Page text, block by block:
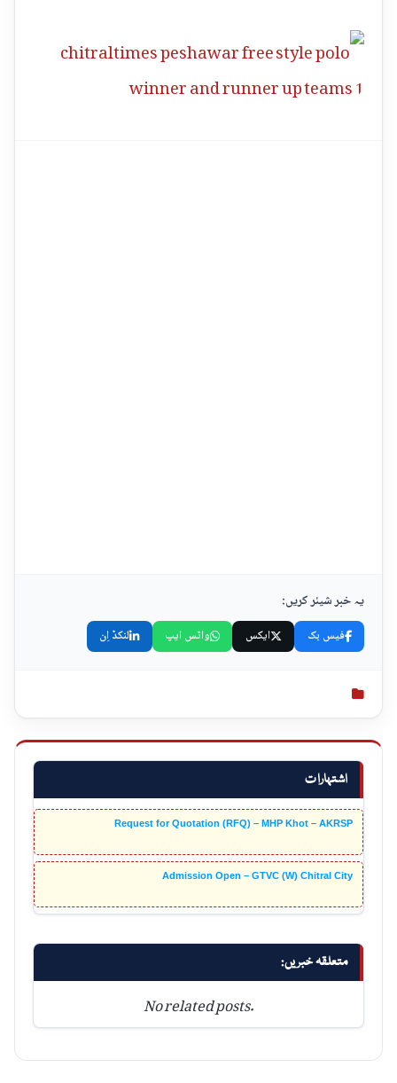
اشتہارات
Request for Quotation (RFQ) – MHP Khot – AKRSP
Admission Open – GTVC (W) Chitral City
متعلقہ خبریں:
No related posts.
یہ خبر شیئر کریں:
فیس بک ایکس واٹس ایپ لنکڈ اِن